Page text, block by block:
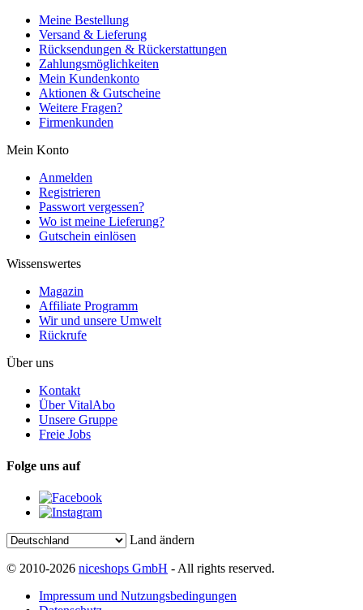
Meine Bestellung
Versand & Lieferung
Rücksendungen & Rückerstattungen
Zahlungsmöglichkeiten
Mein Kundenkonto
Aktionen & Gutscheine
Weitere Fragen?
Firmenkunden
Mein Konto
Anmelden
Registrieren
Passwort vergessen?
Wo ist meine Lieferung?
Gutschein einlösen
Wissenswertes
Magazin
Affiliate Programm
Wir und unsere Umwelt
Rückrufe
Über uns
Kontakt
Über VitalAbo
Unsere Gruppe
Freie Jobs
Folge uns auf
Land ändern
© 2010-2026 niceshops GmbH - All rights reserved.
Impressum und Nutzungsbedingungen